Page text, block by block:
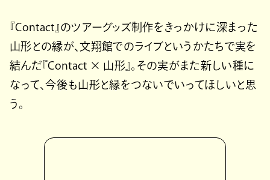
『Contact』のツアーグッズ制作をきっかけに深まった
山形との縁が、文翔館でのライブというかたちで実を
結んだ『Contact × 山形』。その実がまた新しい種に
なって、今後も山形と縁をつないでいってほしいと思
う。